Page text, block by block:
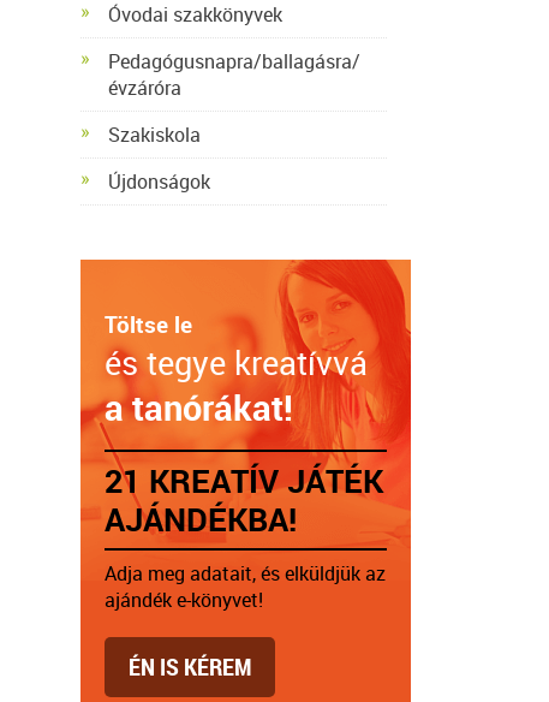
Óvodai szakkönyvek
Pedagógusnapra/ballagásra/
évzáróra
Szakiskola
Újdonságok
Töltse le
és tegye kreatívvá
a tanórákat!
21 KREATÍV JÁTÉK
AJÁNDÉKBA!
Adja meg adatait, és elküldjük az
ajándék e-könyvet!
ÉN IS KÉREM